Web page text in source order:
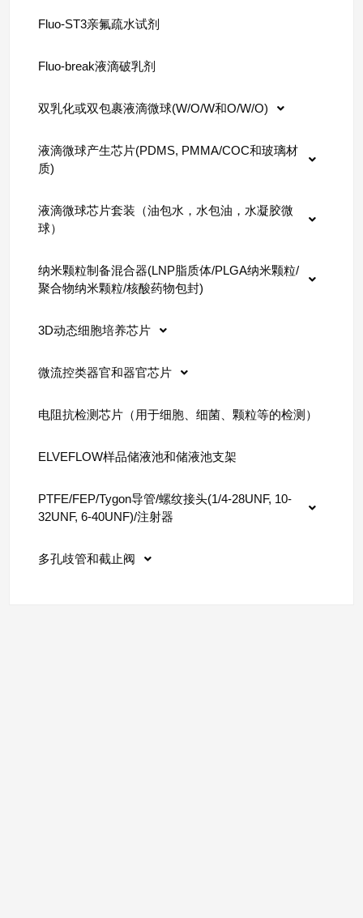
Fluo-ST3亲氟疏水试剂
Fluo-break液滴破乳剂
双乳化或双包裹液滴微球(W/O/W和O/W/O)
液滴微球产生芯片(PDMS, PMMA/COC和玻璃材
质)
液滴微球芯片套装（油包水，水包油，水凝胶微
球）
纳米颗粒制备混合器(LNP脂质体/PLGA纳米颗粒/
聚合物纳米颗粒/核酸药物包封)
3D动态细胞培养芯片
微流控类器官和器官芯片
电阻抗检测芯片（用于细胞、细菌、颗粒等的检测）
ELVEFLOW样品储液池和储液池支架
PTFE/FEP/Tygon导管/螺纹接头(1/4-28UNF, 10-
32UNF, 6-40UNF)/注射器
多孔歧管和截止阀